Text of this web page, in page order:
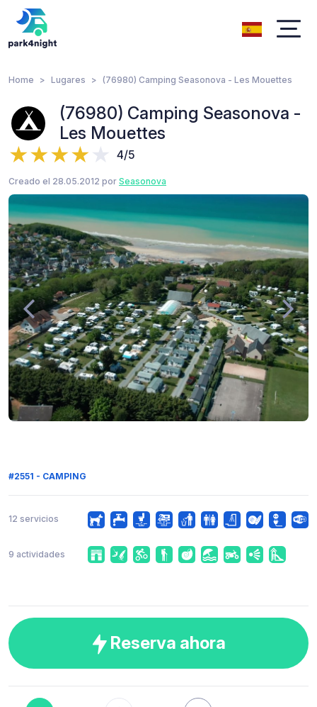
Home Lugares (76980) Camping Seasonova - Les Mouettes
(76980) Camping Seasonova -
Les Mouettes
4/5
Creado el 28.05.2012 por Seasonova
#2551 - CAMPING
12 servicios
9 actividades
Reserva ahora